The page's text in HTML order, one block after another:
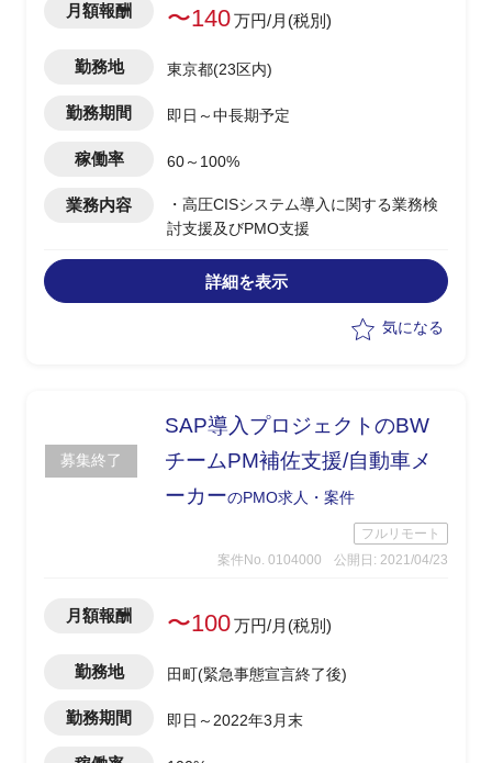
月額報酬 〜140万円/月(税別)
勤務地 東京都(23区内)
勤務期間 即日～中長期予定
稼働率 60～100%
業務内容
・高圧CISシステム導入に関する業務検
討支援及びPMO支援
詳細を表示
気になる
募集終了
SAP導入プロジェクトのBW
チームPM補佐支援/自動車メ
ーカーのPMO求人・案件
フルリモート
案件No. 0104000
公開日: 2021/04/23
月額報酬 〜100万円/月(税別)
勤務地 田町(緊急事態宣言終了後)
勤務期間 即日～2022年3月末